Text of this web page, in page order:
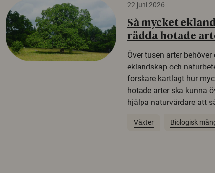
22 juni 2026
Så mycket
rädda hotade
Över tusen arter
eklandskap och
forskare kartlagt hur
hotade arter ska kunna
hjälpa naturvårdare att
Växter Biologisk